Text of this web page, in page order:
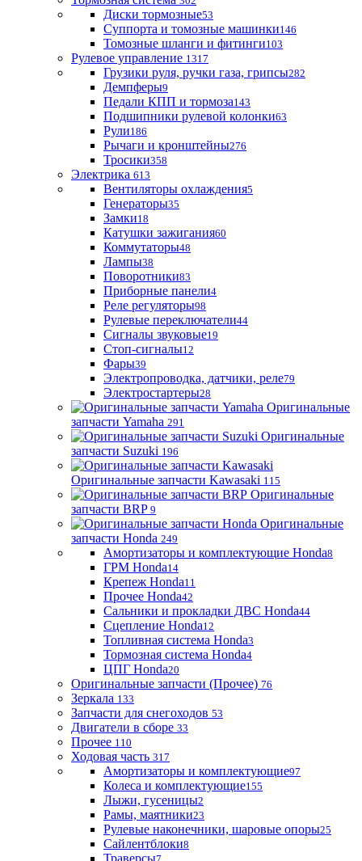
Диски тормозные53
Суппорта и томозные машинки146
Томозные шланги и фитинги103
Рулевое управление 1317
Грузики руля, ручки газа, грипсы282
Демпферы9
Педали КПП и тормоза143
Подшипники рулевой колонки63
Рули186
Рычаги и кронштейны276
Тросики358
Электрика 613
Вентиляторы охлаждения5
Генераторы35
Замки18
Катушки зажигания60
Коммутаторы48
Лампы38
Поворотники83
Приборные панели4
Реле регуляторы98
Рулевые переключатели44
Сигналы звуковые19
Стоп-сигналы12
Фары39
Электропроводка, датчики, реле79
Электростартеры28
Оригинальные
запчасти Yamaha 291
Оригинальные
запчасти Suzuki 196
Оригинальные запчасти Kawasaki 115
Оригинальные
запчасти BRP 9
Оригинальные
запчасти Honda 249
Амортизаторы и комплектующие Honda8
ГРМ Honda14
Крепеж Honda11
Прочее Honda42
Сальники и прокладки ДВС Honda44
Сцепление Honda12
Топливная система Honda3
Тормозная система Honda4
ЦПГ Honda20
Оригинальные запчасти (Прочее) 76
Зеркала 133
Запчасти для снегоходов 53
Двигатели в сборе 33
Прочее 110
Ходовая часть 317
Амортизаторы и комплектующие97
Колеса и комплектующие155
Лыжи, гусеницы2
Рамы, маятники23
Рулевые наконечники, шаровые опоры25
Сайлентблоки8
Траверсы